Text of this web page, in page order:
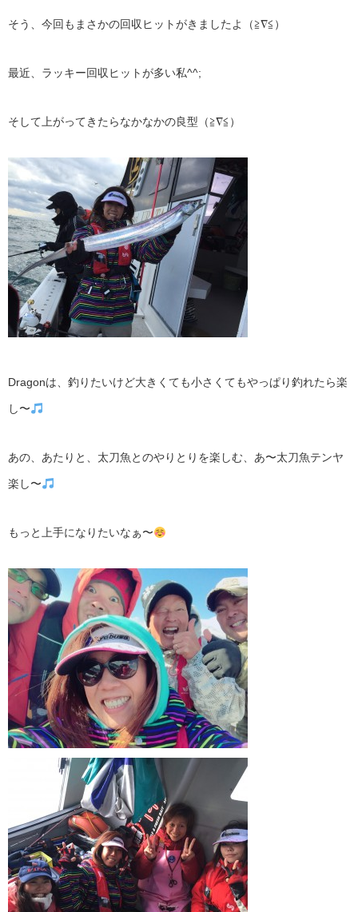
そう、今回もまさかの回収ヒットがきましたよ（≧∇≦）
最近、ラッキー回収ヒットが多い私^^;
そして上がってきたらなかなかの良型（≧∇≦）
Dragonは、釣りたいけど大きくても小さくてもやっぱり釣れたら楽
し〜
あの、あたりと、太刀魚とのやりとりを楽しむ、あ〜太刀魚テンヤ
楽し〜
もっと上手になりたいなぁ〜